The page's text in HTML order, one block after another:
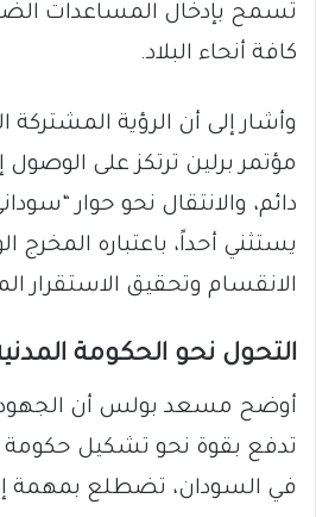
تسمح بإدخال المساعدات
كافة أنحاء البلاد.
وأشار إلى أن الرؤية المشتركة
مؤتمر برلين ترتكز على
دائم، والانتقال نحو حوار
يستثني أحداً، باعتباره المخرج
الانقسام وتحقيق الاستقرار
​التحول نحو الحكومة
​أوضح مسعد بولس أن الجهود
تدفع بقوة نحو تشكيل حكومة
في السودان، تضطلع بمهمة